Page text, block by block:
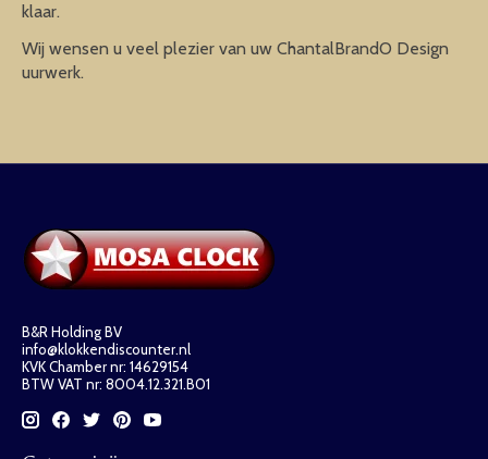
klaar.
Wij wensen u veel plezier van uw ChantalBrandO Design
uurwerk.
B&R Holding BV
info@klokkendiscounter.nl
KVK Chamber nr: 14629154
BTW VAT nr: 8004.12.321.B01